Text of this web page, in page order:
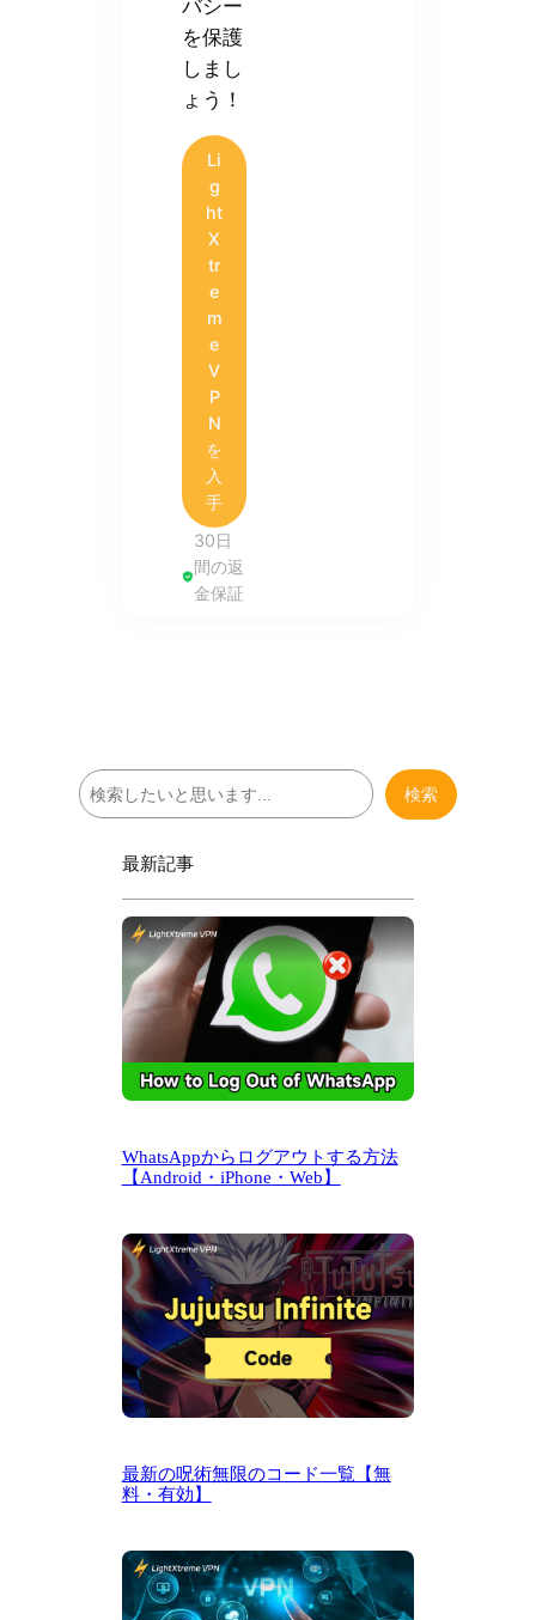
バシー
を保護
しまし
ょう！
Li
g
ht
X
tr
e
m
e
V
P
N
を
入
手
30日
間の返
金保証
検
索
検索
最新記事
WhatsAppからログアウトする方法
【Android・iPhone・Web】
最新の呪術無限のコード一覧【無
料・有効】